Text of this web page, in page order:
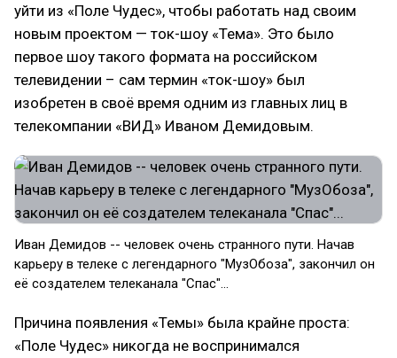
уйти из «Поле Чудес», чтобы работать над своим
новым проектом — ток-шоу «Тема». Это было
первое шоу такого формата на российском
телевидении – сам термин «ток-шоу» был
изобретен в своё время одним из главных лиц в
телекомпании «ВИД» Иваном Демидовым.
Иван Демидов -- человек очень странного пути. Начав
карьеру в телеке с легендарного "МузОбоза", закончил он
её создателем телеканала "Спас"...
Причина появления «Темы» была крайне проста:
«Поле Чудес» никогда не воспринимался